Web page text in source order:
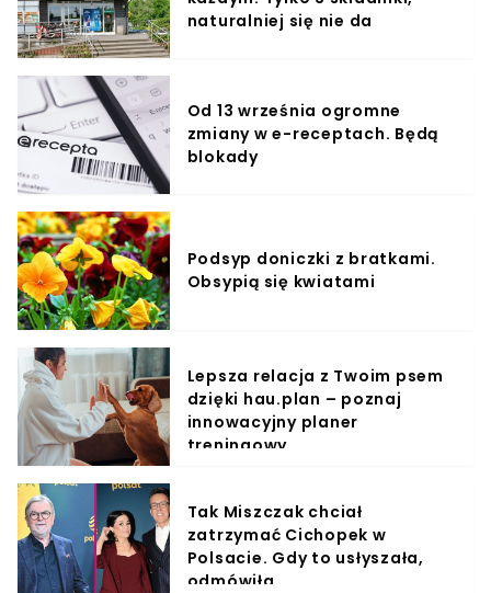
naturalniej się nie da
Od 13 września ogromne
zmiany w e-receptach. Będą
blokady
Podsyp doniczki z bratkami.
Obsypią się kwiatami
Lepsza relacja z Twoim psem
dzięki hau.plan – poznaj
innowacyjny planer
treningowy
Tak Miszczak chciał
zatrzymać Cichopek w
Polsacie. Gdy to usłyszała,
odmówiła